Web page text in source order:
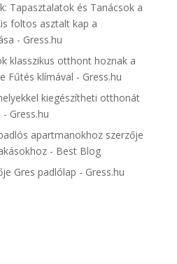
Tapasztalatok és Tanácsok a
foltos asztalt kap a
- Gress.hu
klasszikus otthont hoznak a
Fűtés klímával - Gress.hu
kiegészítheti otthonát
Gress.hu
apartmanokhozszerzője
- Best Blog
Gres padlólap - Gress.hu